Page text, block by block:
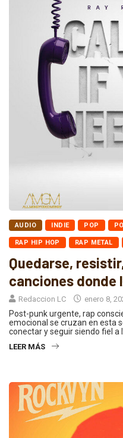
AUDIO INDIE POP
RAP HIP HOP RAP METAL
Quedarse,
canciones donde
Redaccion LC enero 8,
Post-punk urgente, rap
emocional se cruzan en esta
conectar y seguir siendo fiel a
LEER MÁS